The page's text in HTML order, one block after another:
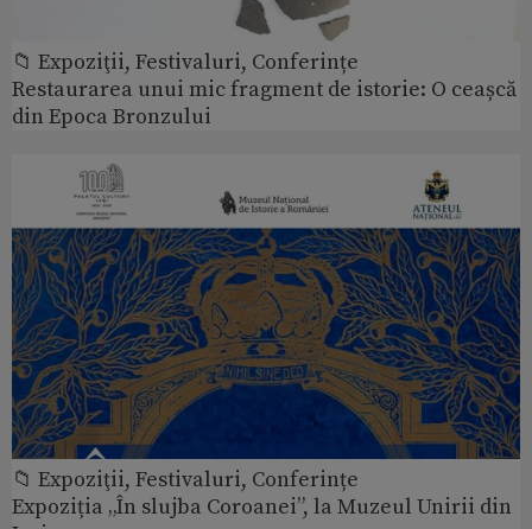
📁 Expoziţii, Festivaluri, Conferințe
Restaurarea unui mic fragment de istorie: O ceașcă
din Epoca Bronzului
📁 Expoziţii, Festivaluri, Conferințe
Expoziția „În slujba Coroanei”, la Muzeul Unirii din